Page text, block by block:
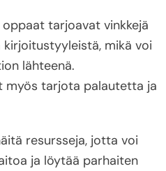
tarjoavat vinkkejä
kirjoitustyyleistä, mikä voi
lähteenä.
myös tarjota palautetta ja
resursseja, jotta voi
ja löytää parhaiten